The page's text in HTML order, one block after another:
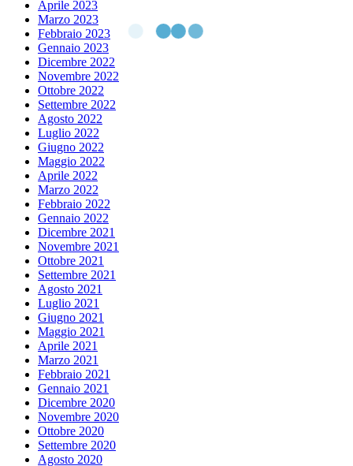
Aprile 2023
Marzo 2023
Febbraio 2023
Gennaio 2023
Dicembre 2022
Novembre 2022
Ottobre 2022
Settembre 2022
Agosto 2022
Luglio 2022
Giugno 2022
Maggio 2022
Aprile 2022
Marzo 2022
Febbraio 2022
Gennaio 2022
Dicembre 2021
Novembre 2021
Ottobre 2021
Settembre 2021
Agosto 2021
Luglio 2021
Giugno 2021
Maggio 2021
Aprile 2021
Marzo 2021
Febbraio 2021
Gennaio 2021
Dicembre 2020
Novembre 2020
Ottobre 2020
Settembre 2020
Agosto 2020